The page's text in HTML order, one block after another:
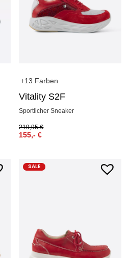
+13 Farben
Vitality S2F
Sportlicher Sneaker
219,95€
155,-€
SALE